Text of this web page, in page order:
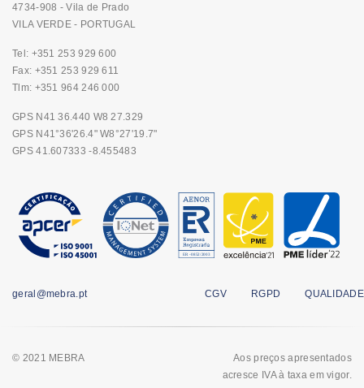
4734-908 - Vila de Prado
VILA VERDE - PORTUGAL
Tel: +351 253 929 600
Fax: +351 253 929 611
Tlm: +351 964 246 000
GPS N41 36.440 W8 27.329
GPS N41°36'26.4" W8°27'19.7"
GPS 41.607333 -8.455483
geral@mebra.pt CGV RGPD QUALIDADE
© 2021 MEBRA
Aos preços apresentados
acresce IVA à taxa em vigor.